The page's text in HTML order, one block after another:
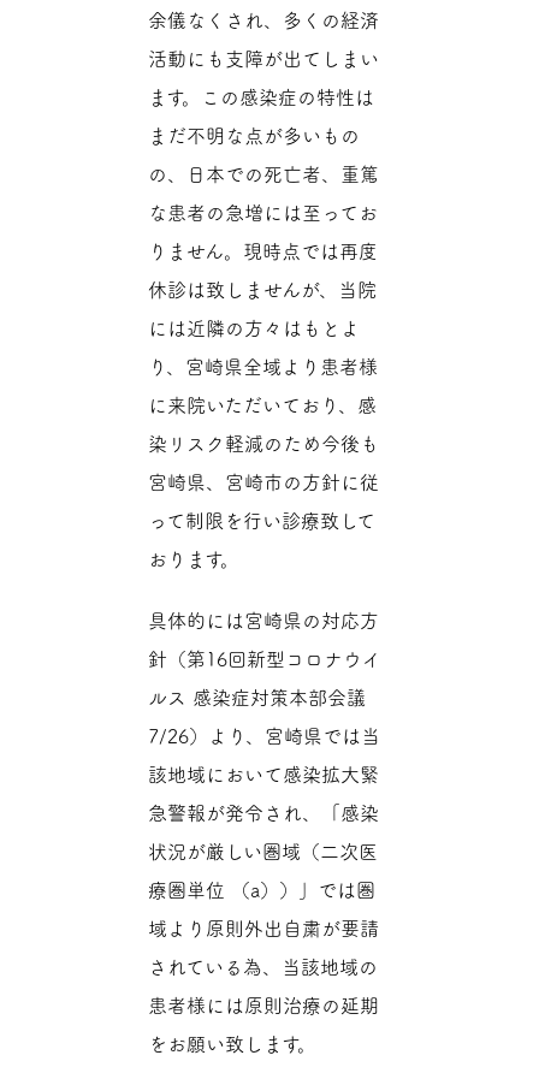
余儀なくされ、多くの経済
活動にも支障が出てしまい
ます。この感染症の特性は
まだ不明な点が多いもの
の、日本での死亡者、重篤
な患者の急増には至ってお
りません。現時点では再度
休診は致しませんが、当院
には近隣の方々はもとよ
り、宮崎県全域より患者様
に来院いただいており、感
染リスク軽減のため今後も
宮崎県、宮崎市の方針に従
って制限を行い診療致して
おります。
具体的には宮崎県の対応方
針（第16回新型コロナウイ
ルス 感染症対策本部会議
7/26）より、宮崎県では当
該地域において感染拡大緊
急警報が発令され、「感染
状況が厳しい圏域（二次医
療圏単位 （a））」では圏
域より原則外出自粛が要請
されている為、当該地域の
患者様には原則治療の延期
をお願い致します。